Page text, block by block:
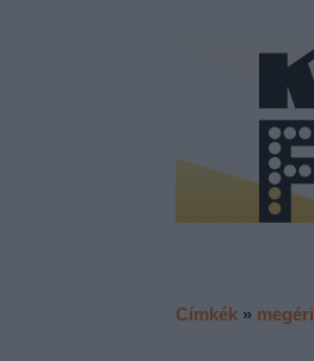
Címkék » megéri